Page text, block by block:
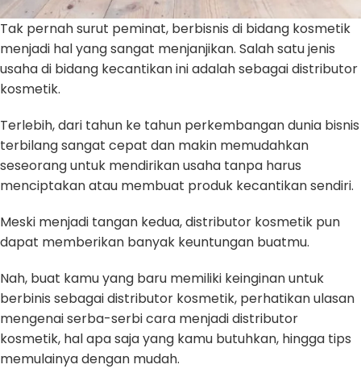
Tak pernah surut peminat, berbisnis di bidang kosmetik
menjadi hal yang sangat menjanjikan. Salah satu jenis
usaha di bidang kecantikan ini adalah sebagai distributor
kosmetik.
Terlebih, dari tahun ke tahun perkembangan dunia bisnis
terbilang sangat cepat dan makin memudahkan
seseorang untuk mendirikan usaha tanpa harus
menciptakan atau membuat produk kecantikan sendiri.
Meski menjadi tangan kedua, distributor kosmetik pun
dapat memberikan banyak keuntungan buatmu.
Nah, buat kamu yang baru memiliki keinginan untuk
berbinis sebagai distributor kosmetik, perhatikan ulasan
mengenai serba-serbi cara menjadi distributor
kosmetik, hal apa saja yang kamu butuhkan, hingga tips
memulainya dengan mudah.